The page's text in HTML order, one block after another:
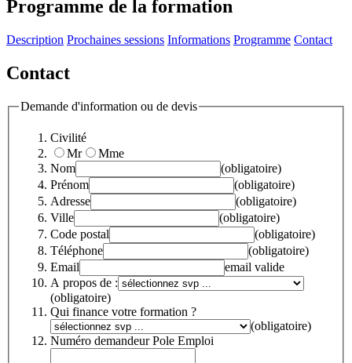
Programme de la formation
Description Prochaines sessions Informations Programme Contact
Contact
Demande d'information ou de devis
Civilité
Mr
Mme
Nom
(obligatoire)
Prénom
(obligatoire)
Adresse
(obligatoire)
Ville
(obligatoire)
Code postal
(obligatoire)
Téléphone
(obligatoire)
Email
email valide
A propos de :
(obligatoire)
Qui finance votre formation ?
(obligatoire)
Numéro demandeur Pole Emploi